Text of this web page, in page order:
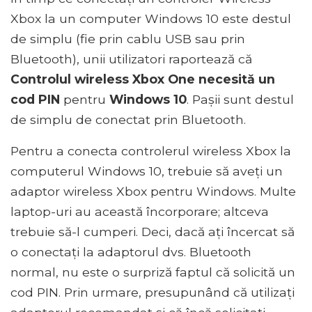
Xbox la un computer Windows 10 este destul
de simplu (fie prin cablu USB sau prin
Bluetooth), unii utilizatori raportează că
Controlul wireless Xbox One necesită un
cod PIN pentru Windows 10. Pașii sunt destul
de simplu de conectat prin Bluetooth.
Pentru a conecta controlerul wireless Xbox la
computerul Windows 10, trebuie să aveți un
adaptor wireless Xbox pentru Windows. Multe
laptop-uri au această încorporare; altceva
trebuie să-l cumperi. Deci, dacă ați încercat să
o conectați la adaptorul dvs. Bluetooth
normal, nu este o surpriză faptul că solicită un
cod PIN. Prin urmare, presupunând că utilizați